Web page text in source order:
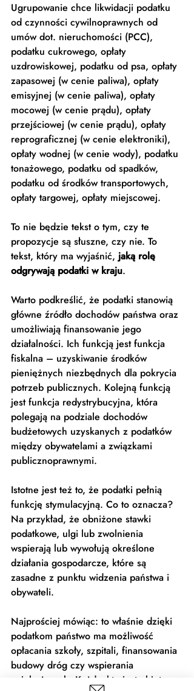
Ugrupowanie chce likwidacji podatku
od czynności cywilnoprawnych od
umów dot. nieruchomości (PCC),
podatku cukrowego, opłaty
uzdrowiskowej, podatku od psa, opłaty
zapasowej (w cenie paliwa), opłaty
emisyjnej (w cenie paliwa), opłaty
mocowej (w cenie prądu), opłaty
przejściowej (w cenie prądu), opłaty
reprograficznej (w cenie elektroniki),
opłaty wodnej (w cenie wody), podatku
tonażowego, podatku od spadków,
podatku od środków transportowych,
opłaty targowej, opłaty miejscowej.
To nie będzie tekst o tym, czy te
propozycje są słuszne, czy nie. To
tekst, który ma wyjaśnić, jaką rolę
odgrywają podatki w kraju.
Warto podkreślić, że podatki stanowią
główne źródło dochodów państwa oraz
umożliwiają finansowanie jego
działalności. Ich funkcją jest funkcja
fiskalna – uzyskiwanie środków
pieniężnych niezbędnych dla pokrycia
potrzeb publicznych. Kolejną funkcją
jest funkcja redystrybucyjna, która
polegają na podziale dochodów
budżetowych uzyskanych z podatków
między obywatelami a związkami
publicznoprawnymi.
Istotne jest też to, że podatki pełnią
funkcję stymulacyjną. Co to oznacza?
Na przykład, że obniżone stawki
podatkowe, ulgi lub zwolnienia
wspierają lub wywołują określone
działania gospodarcze, które są
zasadne z punktu widzenia państwa i
obywateli.
Najprościej mówiąc: to właśnie dzięki
podatkom państwo ma możliwość
opłacania szkoły, szpitali, finansowania
budowy dróg czy wspierania
najuboższych. Każdy, kto jest objęty